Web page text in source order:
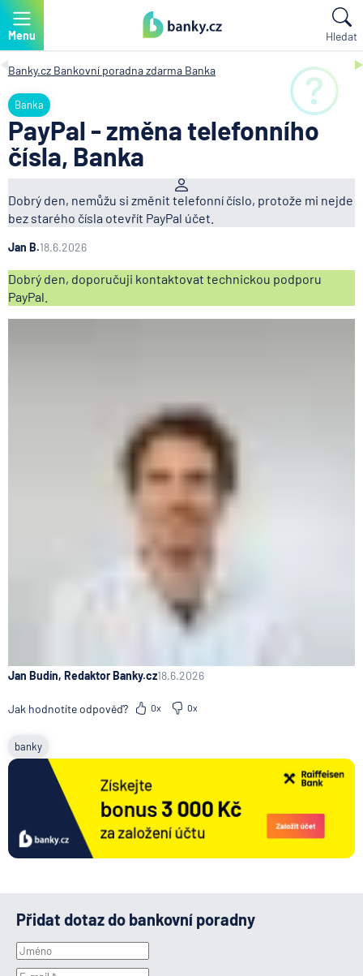
Menu Hledat
Banky.cz Bankovní poradna zdarma Banka
Banka
PayPal - změna telefonního
čísla, Banka
Dobrý den, nemůžu si změnit telefonní číslo, protože mi nejde
bez starého čísla otevřít PayPal účet.
Jan B.18.6.2026
Dobrý den, doporučuji kontaktovat technickou podporu
PayPal.
Jan Budín, Redaktor Banky.cz18.6.2026
Jak hodnotíte odpověď? 0x 0x
banky
Přidat dotaz do bankovní poradny